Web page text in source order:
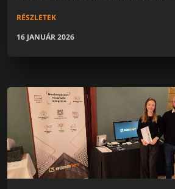
RÉSZLETEK
16 JANUÁR 2026